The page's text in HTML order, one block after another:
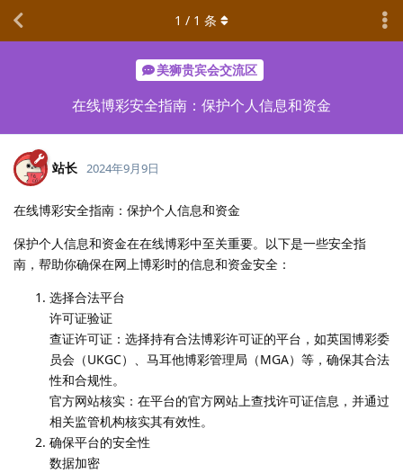
美狮贵宾会交流区
在线博彩安全指南：保护个人信息和资金
1 / 1 条
站长 2024年9月9日
在线博彩安全指南：保护个人信息和资金
保护个人信息和资金在在线博彩中至关重要。以下是一些安全指
南，帮助你确保在网上博彩时的信息和资金安全：
选择合法平台
许可证验证
查证许可证：选择持有合法博彩许可证的平台，如英国博彩委
员会（UKGC）、马耳他博彩管理局（MGA）等，确保其合法
性和合规性。
官方网站核实：在平台的官方网站上查找许可证信息，并通过
相关监管机构核实其有效性。
确保平台的安全性
数据加密